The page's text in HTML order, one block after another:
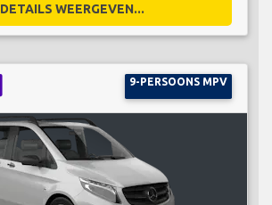
DETAILS WEERGEVEN...
9-PERSOONS MPV